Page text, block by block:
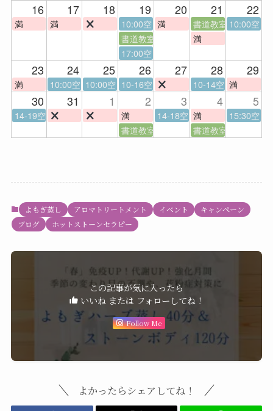
16 17 18 19 20 21 22
満 満 10:00空 満 書道教室 10:00空
書道教室
満
17:00空
23 24 25 26 27 28 29
満 10:00空 10:00空 10-16空 10-14空 満
30 31 1 2 3 4 5
14-19空 満 14-18空 満
15:30空
書道教室
書道教室
よもぎ蒸し アロマトリートメント イベント
キャンペーン
ブログ
ホットストーンセラピー
この記事が気に入ったら
いいね または フォローしてね！
Follow Me
よかったらシェアしてね！